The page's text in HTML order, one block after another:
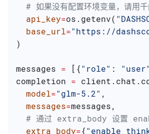
# 如果没有配置环境变量，请
  api_key
=os.getenv(
  base_url
="https://
)
messages = [{"role" : "user"
completion =
  model
="glm-5.2" ,
  messages
=messages,
# 通过 extra_body 设置
  extra_body
={